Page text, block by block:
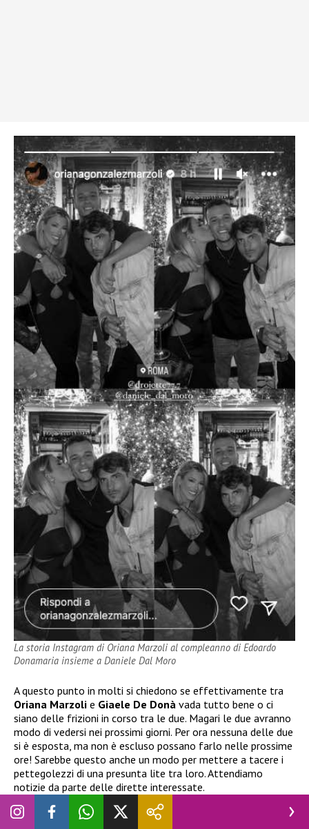
La storia Instagram di Oriana Marzoli al compleanno di Edoardo
Donamaria insieme a Daniele Dal Moro
A questo punto in molti si chiedono se effettivamente tra
Oriana Marzoli e Giaele De Donà vada tutto bene o ci
siano delle frizioni in corso tra le due. Magari le due avranno
modo di vedersi nei prossimi giorni. Per ora nessuna delle due
si è esposta, ma non è escluso possano farlo nelle prossime
ore! Sarebbe questo anche un modo per mettere a tacere i
pettegolezzi di una presunta lite tra loro. Attendiamo
notizie da parte delle dirette interessate.